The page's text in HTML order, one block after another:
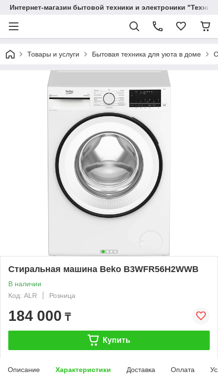
Интернет-магазин бытовой техники и электроники
Товары и услуги Бытовая техника для уюта в доме
Стиральная машина Beko B3WFR56H2WWB
В наличии
Код: ALR
Розница
184 000 ₸
Купить
Описание Характеристики Доставка Оплата